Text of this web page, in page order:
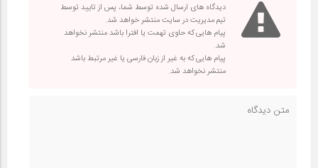
دیدگاه های ارسال شده توسط شما، پس از تایید توسط
تیم مدیریت در سایت منتشر خواهد شد.
پیام هایی که حاوی تهمت یا افترا باشد منتشر نخواهد
شد.
پیام هایی که به غیر از زبان فارسی یا غیر مرتبط باشد
منتشر نخواهد شد.